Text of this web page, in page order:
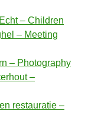
– Children
– Meeting
– Photography
–
restauratie –